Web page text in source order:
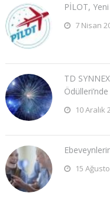
PİLOT,
7 Nisan
TD
10 Aralık
15